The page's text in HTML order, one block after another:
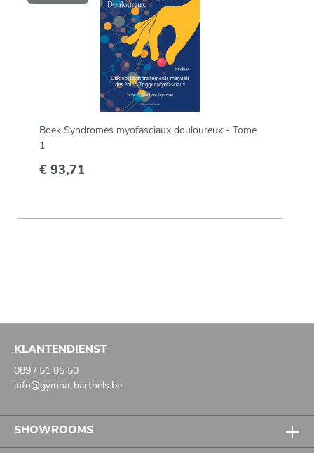
Boek Syndromes myofasciaux douloureux - Tome
1
€ 93,71
KLANTENDIENST
089 / 51 05 50
info@gymna-barthels.be
SHOWROOMS